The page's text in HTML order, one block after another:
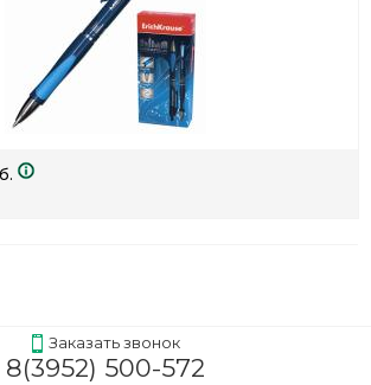
Заказать звонок
8(3952) 500-572